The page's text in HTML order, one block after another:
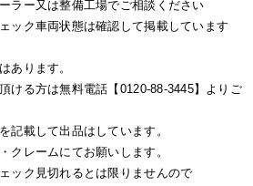
ラー又は整備工場でご相談ください
ック車両状態は確認して掲載しています
あります。
ける方は無料電話【0120-88-3445】よりご
記載して出品はしています。
クレームにてお願いします。
ック見切れるとは限りませんので